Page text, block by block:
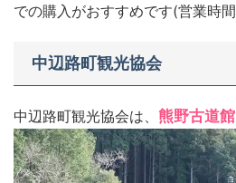
での購入がおすすめです(営業時
中辺路町観光協会
中辺路町観光協会は、 熊野古道館